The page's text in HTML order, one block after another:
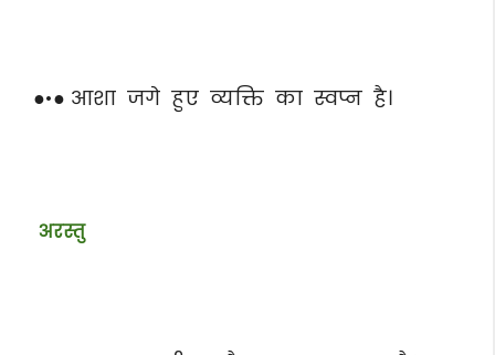
●•● आशा जगे हुए व्यक्ति का स्वप्न है।
अरस्तु